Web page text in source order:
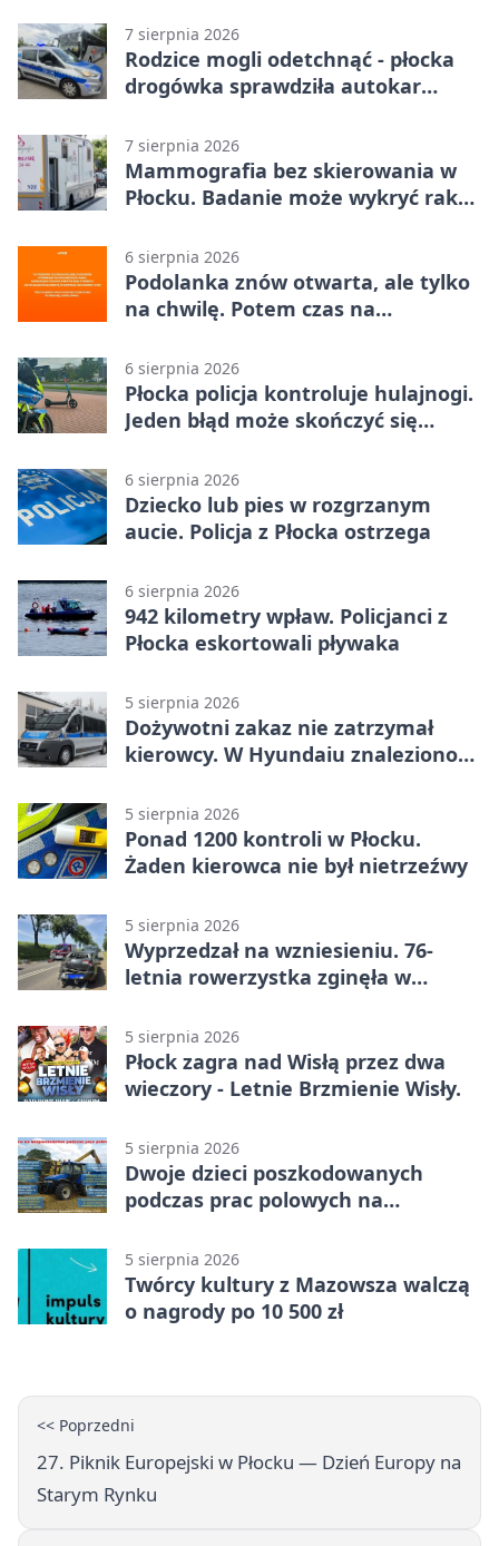
7 sierpnia 2026
Rodzice mogli odetchnąć - płocka
drogówka sprawdziła autokar
7 sierpnia 2026
Mammografia bez skierowania w
Płocku. Badanie może wykryć raka,
6 sierpnia 2026
Podolanka znów otwarta, ale tylko
na chwilę. Potem czas na
6 sierpnia 2026
Płocka policja kontroluje hulajnogi.
Jeden błąd może skończyć się
6 sierpnia 2026
Dziecko lub pies w rozgrzanym
aucie. Policja z Płocka ostrzega
6 sierpnia 2026
942 kilometry wpław. Policjanci z
Płocka eskortowali pływaka
5 sierpnia 2026
Dożywotni zakaz nie zatrzymał
kierowcy. W Hyundaiu znaleziono
5 sierpnia 2026
Ponad 1200 kontroli w Płocku.
Żaden kierowca nie był nietrzeźwy
5 sierpnia 2026
Wyprzedzał na wzniesieniu. 76-
letnia rowerzystka zginęła w
5 sierpnia 2026
Płock zagra nad Wisłą przez dwa
wieczory - Letnie Brzmienie Wisły.
5 sierpnia 2026
Dwoje dzieci poszkodowanych
podczas prac polowych na
5 sierpnia 2026
Twórcy kultury z Mazowsza walczą
o nagrody po 10 500 zł
<< Poprzedni
27. Piknik Europejski w Płocku — Dzień Europy na
Starym Rynku